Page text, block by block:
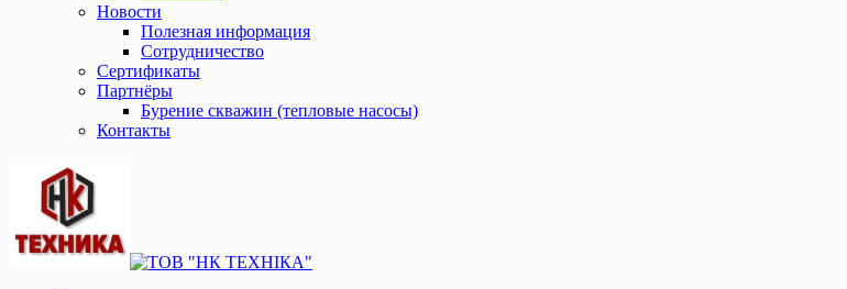
Новости
Полезная информация
Сотрудничество
Сертификаты
Партнёры
Бурение скважин (тепловые насосы)
Контакты